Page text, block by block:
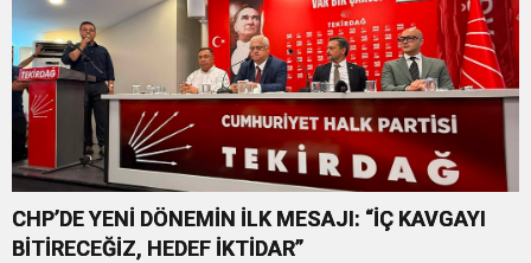
CHP’DE YENİ DÖNEMİN İLK MESAJI: “İÇ KAVGAYI
BİTİRECEĞİZ, HEDEF İKTİDAR”